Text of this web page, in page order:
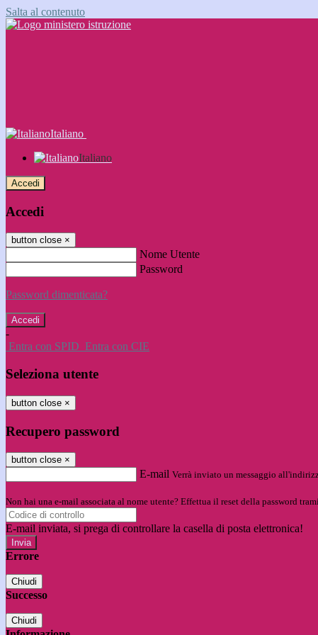
Salta al contenuto
Italiano
Italiano
Accedi
Accedi
button close ×
Nome Utente
Password
Password dimenticata?
-
Entra con SPID Entra con CIE
Seleziona utente
button close ×
Recupero password
button close ×
E-mail Verrà inviato un messaggio
Non hai una e-mail associata al nome utente? Effettua il reset della password
E-mail inviata, si prega di controllare la casella di posta elettronica!
Errore
Chiudi
Successo
Chiudi